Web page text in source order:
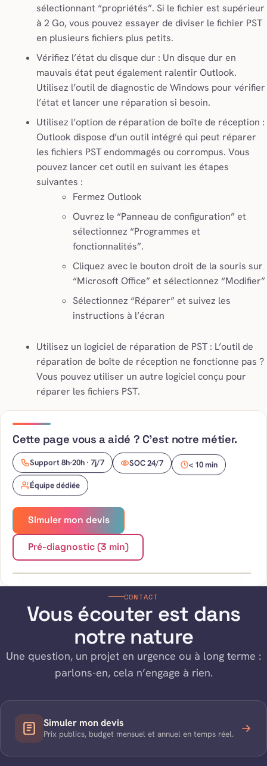
sélectionnant “propriétés”. Si le fichier est supérieur
à 2 Go, vous pouvez essayer de diviser le fichier PST
en plusieurs fichiers plus petits.
Vérifiez l’état du disque dur : Un disque dur en
mauvais état peut également ralentir Outlook.
Utilisez l’outil de diagnostic de Windows pour vérifier
l’état et lancer une réparation si besoin.
Utilisez l’option de réparation de boîte de réception :
Outlook dispose d’un outil intégré qui peut réparer
les fichiers PST endommagés ou corrompus. Vous
pouvez lancer cet outil en suivant les étapes
suivantes :
Fermez Outlook
Ouvrez le “Panneau de configuration” et
sélectionnez “Programmes et
fonctionnalités”.
Cliquez avec le bouton droit de la souris sur
“Microsoft Office” et sélectionnez “Modifier”
Sélectionnez “Réparer” et suivez les
instructions à l’écran
Utilisez un logiciel de réparation de PST : L’outil de
réparation de boîte de réception ne fonctionne pas ?
Vous pouvez utiliser un autre logiciel conçu pour
réparer les fichiers PST.
Cette page vous a aidé ? C’est notre métier.
Support 8h-20h · 7j/7 SOC 24/7 < 10 min
Équipe dédiée
Simuler mon devis
Pré-diagnostic (3 min)
En
plateau
CONTACT
Vous écouter est dans
notre nature
Une question, un projet en urgence ou à long terme :
parlons-en, cela n’engage à rien.
Simuler mon devis
Prix publics, budget mensuel et annuel en temps réel.